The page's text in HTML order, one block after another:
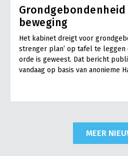
beweging
Het kabinet dreigt voor
strenger plan’ op tafel te leggen
orde is geweest. Dat bericht
vandaag op basis van anonieme
MEER